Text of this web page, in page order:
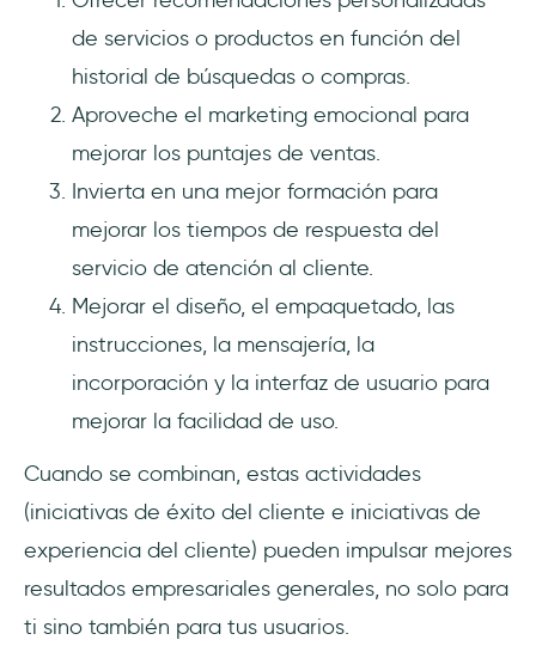
de servicios o productos en función del
historial de búsquedas o compras.
Aproveche el marketing emocional para
mejorar los puntajes de ventas.
Invierta en una mejor formación para
mejorar los tiempos de respuesta del
servicio de atención al cliente.
Mejorar el diseño, el empaquetado, las
instrucciones, la mensajería, la
incorporación y la interfaz de usuario para
mejorar la facilidad de uso.
Cuando se combinan, estas actividades
(iniciativas de éxito del cliente e iniciativas de
experiencia del cliente) pueden impulsar mejores
resultados empresariales generales, no solo para
ti sino también para tus usuarios.